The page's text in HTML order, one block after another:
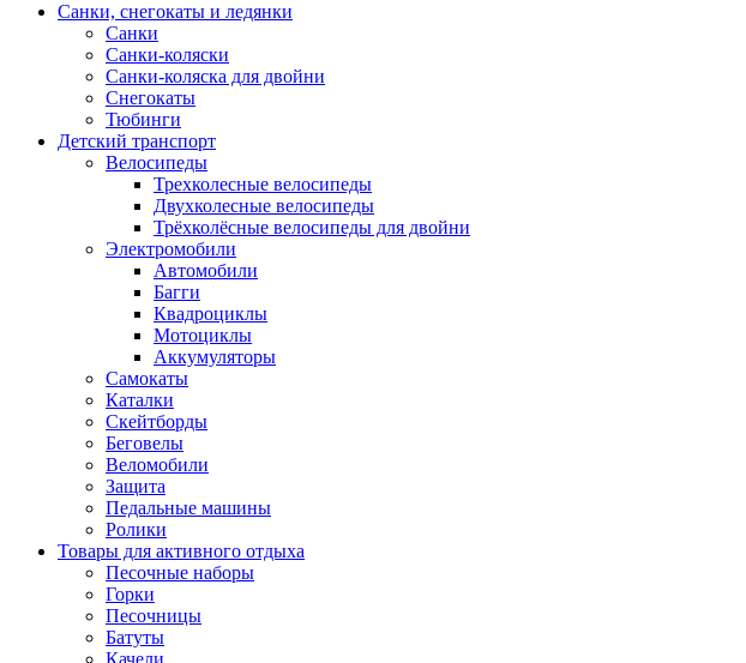
Санки, снегокаты и ледянки
Санки
Санки-коляски
Санки-коляска для двойни
Снегокаты
Тюбинги
Детский транспорт
Велосипеды
Трехколесные велосипеды
Двухколесные велосипеды
Трёхколёсные велосипеды для двойни
Электромобили
Автомобили
Багги
Квадроциклы
Мотоциклы
Аккумуляторы
Самокаты
Каталки
Скейтборды
Беговелы
Веломобили
Защита
Педальные машины
Ролики
Товары для активного отдыха
Песочные наборы
Горки
Песочницы
Батуты
Качели